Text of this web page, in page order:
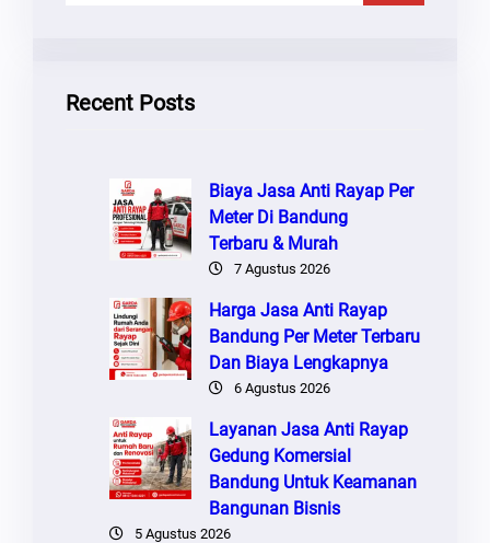
Recent Posts
Biaya Jasa Anti Rayap Per
Meter Di Bandung
Terbaru & Murah
7 Agustus 2026
Harga Jasa Anti Rayap
Bandung Per Meter Terbaru
Dan Biaya Lengkapnya
6 Agustus 2026
Layanan Jasa Anti Rayap
Gedung Komersial
Bandung Untuk Keamanan
Bangunan Bisnis
5 Agustus 2026